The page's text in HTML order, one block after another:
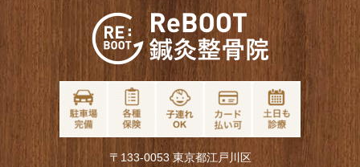
〒133-0053 東京都江戸川区